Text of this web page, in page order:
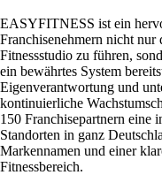
EASYFITNESS ist ein
Franchisenehmern nicht
Fitnessstudio zu führen,
ein bewährtes System
Eigenverantwortung und
kontinuierliche
150 Franchisepartnern eine
Standorten in ganz
Markennamen und einer
Fitnessbereich.